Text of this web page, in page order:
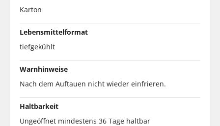
Karton
Lebensmittelformat
tiefgekühlt
Warnhinweise
Nach dem Auftauen nicht wieder einfrieren.
Haltbarkeit
Ungeöffnet mindestens 36 Tage haltbar